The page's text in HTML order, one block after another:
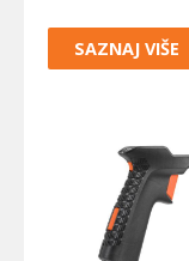
SAZNAJ VIŠE